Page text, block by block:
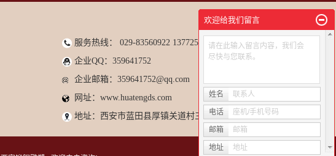
服务热线： 029-83560922 13772533357&nbsp
企业QQ：359641752
企业邮箱：359641752@qq.com
网址：www.huatengds.com
地址： 西安市蓝田县厚镇关道村三组
欢迎给我们留言
请在此输入留言内容，我们会
尽快与您联系。
姓名 联系人
电话 座机/手机号码
邮箱 邮箱
地址 地址